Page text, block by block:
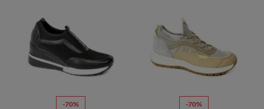
-70% -70%